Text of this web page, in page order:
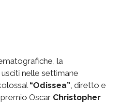
la
nelle settimane
“Odissea”, diretto e
Oscar Christopher